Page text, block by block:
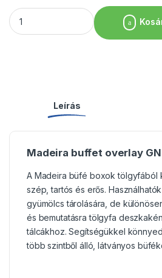
Madeira buffet overlay GN 1/1 | Fine
Leírás
Madeira buffet overlay GN
A Madeira büfé boxok tölgyfából
szép, tartós és erős.
gyümölcs tárolására, de
és bemutatásra tölgyfa
tálcákhoz. Segítségükkel
több szintből álló, látványos